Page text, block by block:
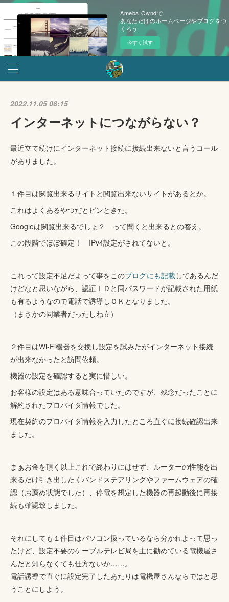
Ameba Owndで
あなただけのホームページやブログをつ
くろう
今すぐ試す
2022.11.05 08:15
インターネットにつながらない？
最近立て続けにインターネット接続に接続出来ないと言うコール
がありました。
１件目は閲覧出来るサイトと閲覧出来ないサイトがあるとか。
これはよくあるやつだとピンときた。
Googleは閲覧出来るでしょ？ って聞くと出来るとの答え。
この段階でほぼ確定！ IPv4設定がされてないと。
これって設定不足だよって事をこのブログにも記載してあるんだ
けどなと思いながら、認証ＩＤと同パスワードが記載された用紙
も有るようなので電話で誘導しＯＫとなりました。
（まさかの同業者だったしね💧）
２件目はWi-Fi機器を交換し設定を試みたがインターネット接続
が出来なかったと訪問依頼。
機器の設定を確認すると実に惜しい。
お客様の設定はある意味合っていたのですが、残念だったことに
解約されたプロバイダ情報でした。
現在契約のプロバイダ情報を入力したところ直ぐに接続確認出来
ました。
まぁお金を頂く以上これで終わりにはせず、ルーターの性能を出
来るだけ引き出したくバンドステアリングやファームウェアの確
認（お薦め状態でした）、停電を想定した機器の再起動後に再接
続も確認致しました。
それにしても１件目はパソコン扱っているなら分かれよって思っ
たけど、設定不要のケーブルテレビ局を主に勧めている電機屋さ
んだと知らなくても仕方ないか……。
電話誘導で直ぐに設定完了したあたりは電機屋さんならではと思
うことにしよう。